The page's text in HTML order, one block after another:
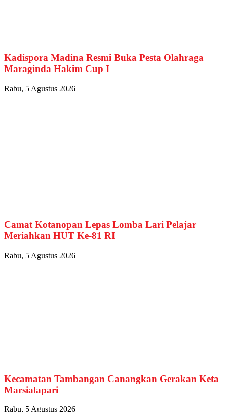
Kadispora Madina Resmi Buka Pesta Olahraga
Maraginda Hakim Cup I
Rabu, 5 Agustus 2026
Camat Kotanopan Lepas Lomba Lari Pelajar
Meriahkan HUT Ke-81 RI
Rabu, 5 Agustus 2026
Kecamatan Tambangan Canangkan Gerakan Keta
Marsialapari
Rabu, 5 Agustus 2026